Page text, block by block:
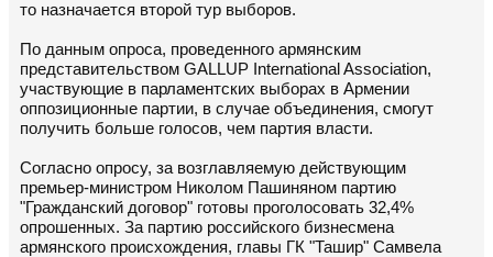
то назначается второй тур выборов.
По данным опроса, проведенного армянским
представительством GALLUP International Association,
участвующие в парламентских выборах в Армении
оппозиционные партии, в случае объединения, смогут
получить больше голосов, чем партия власти.
Согласно опросу, за возглавляемую действующим
премьер-министром Николом Пашиняном партию
"Гражданский договор" готовы проголосовать 32,4%
опрошенных. За партию российского бизнесмена
армянского происхождения, главы ГК "Ташир" Самвела